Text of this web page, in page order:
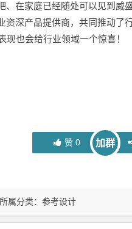
、在家庭已经随处可以见到威
资深产品提供商，共同推动了
也会给行业领域一个惊喜！
赞0 加群
属分类： 参考设计